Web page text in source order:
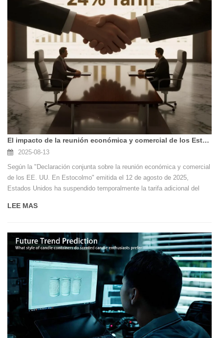
El impacto de la reunión económica y comercial de los Estados Unidos en las exportaciones de frascos de velas
2025-08-13
Según la "Declaración conjunta sobre la reunión económica y comercial
de los EE. UU. En Estocolmo" emitida el 12 de agosto de 2025,
Estados Unidos ha suspendido temporalmente la tarifa adicional del
mantiene la tasa de tarifas base del 10%. En respuesta, China ha
LEE MAS